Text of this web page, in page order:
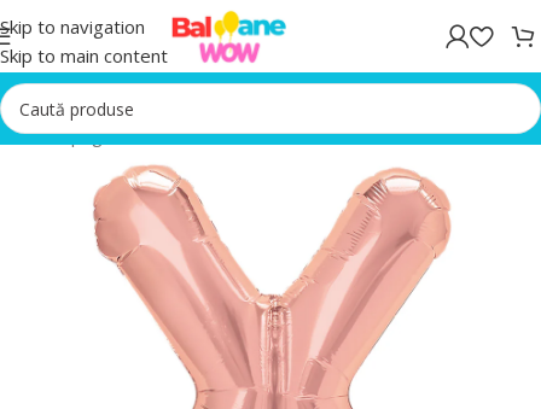
Skip to navigation
Skip to main content
Prima pagină/Baloane folie